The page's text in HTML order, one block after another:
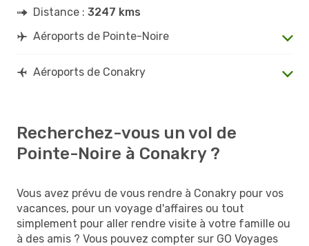
Distance : 3247 kms
Aéroports de Pointe-Noire
Aéroports de Conakry
Recherchez-vous un vol de
Pointe-Noire à Conakry ?
Vous avez prévu de vous rendre à Conakry pour vos
vacances, pour un voyage d'affaires ou tout
simplement pour aller rendre visite à votre famille ou
à des amis ? Vous pouvez compter sur GO Voyages